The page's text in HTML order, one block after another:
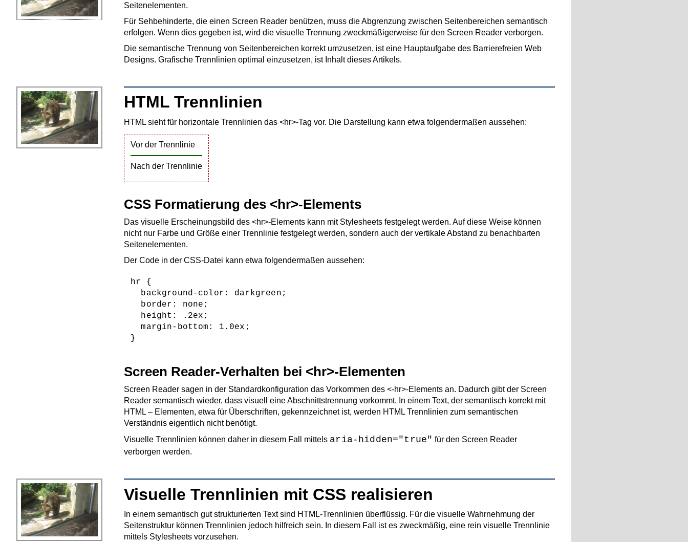
Seitenelementen.
Für Sehbehinderte, die einen Screen Reader benützen, muss die Abgrenzung zwischen Seitenbereichen semantisch
erfolgen. Wenn dies gegeben ist, wird die visuelle Trennung zweckmäßigerweise für den Screen Reader verborgen.
Die semantische Trennung von Seitenbereichen korrekt umzusetzen, ist eine Hauptaufgabe des Barrierefreien Web
Designs. Grafische Trennlinien optimal einzusetzen, ist Inhalt dieses Artikels.
HTML Trennlinien
HTML sieht für horizontale Trennlinien das<hr>-Tag vor. Die Darstellung kann etwa folgendermaßen aussehen:
Vor der Trennlinie
Nach der Trennlinie
CSS Formatierung des <hr>-Elements
Das visuelle Erscheinungsbild des <hr>-Elements kann mit Stylesheets festgelegt werden. Auf diese Weise können
nicht nur Farbe und Größe einer Trennlinie festgelegt werden, sondern auch der vertikale Abstand zu benachbarten
Seitenelementen.
Der Code in der CSS-Datei kann etwa folgendermaßen aussehen:
hr {
  background-color: darkgreen;
  border: none;
  height: .2ex;
  margin-bottom: 1.0ex;
Screen Reader-Verhalten bei <hr>-Elementen
Screen Reader sagen in der Standardkonfiguration das Vorkommen des <-hr>-Elements an. Dadurch gibt der Screen
Reader semantisch wieder, dass visuell eine Abschnittstrennung vorkommt. In einem Text, der semantisch korrekt mit
HTML – Elementen, etwa für Überschriften, gekennzeichnet ist, werden HTML Trennlinien zum semantischen
Verständnis eigentlich nicht benötigt.
Visuelle Trennlinien können daher in diesem Fall mittels aria-hidden="true" für den Screen Reader
verborgen werden.
Visuelle Trennlinien mit CSS realisieren
In einem semantisch gut strukturierten Text sind HTML-Trennlinien überflüssig. Für die visuelle Wahrnehmung der
Seitenstruktur können Trennlinien jedoch hilfreich sein. In diesem Fall ist es zweckmäßig, eine rein visuelle Trennlinie
mittels Stylesheets vorzusehen.